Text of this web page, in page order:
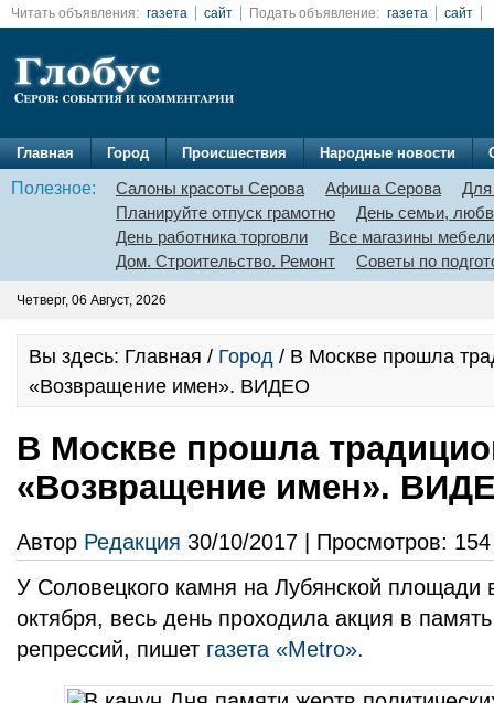
Читать объявления: газета сайт Подать объявление: газета сайт
Главная Город Происшествия Народные новости
Полезное: Салоны красоты Серова Афиша Серова
Для
Планируйте отпуск грамотно
День семьи,
День работника торговли
Все магазины мебели
Дом. Строительство. Ремонт
Советы по
Четверг, 06 Август, 2026
Вы здесь: Главная / Город / В Москве прошла
«Возвращение имен». ВИДЕО
В Москве прошла
«Возвращение имен».
Автор Редакция 30/10/2017 | Просмотров: 154
У Соловецкого камня на Лубянской площади
октября, весь день проходила акция в
репрессий, пишет газета «Metro».